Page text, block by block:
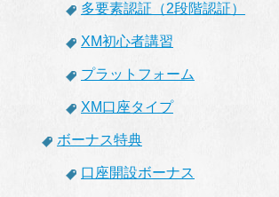
多要素認証（2段階認証）
XM初心者講習
プラットフォーム
XM口座タイプ
ボーナス特典
口座開設ボーナス